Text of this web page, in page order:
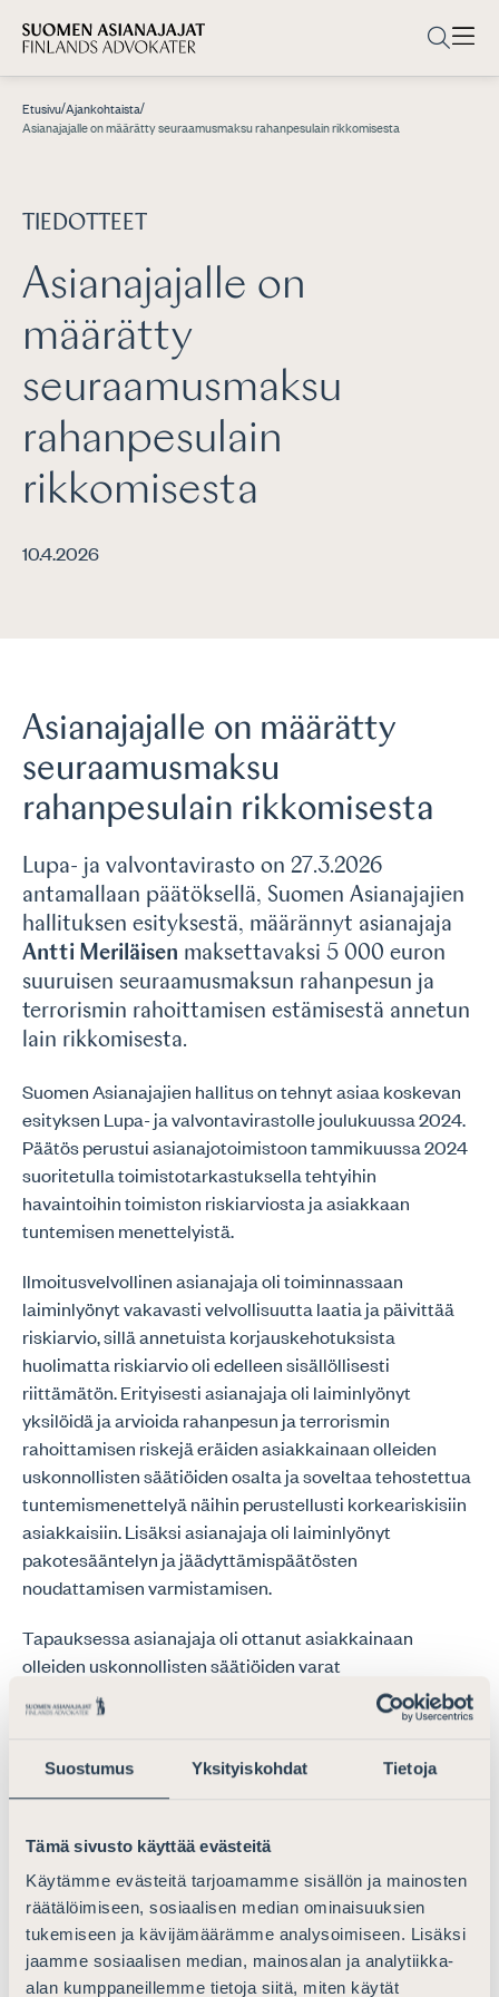
Suostumus Yksityiskohdat Tietoja
Tämä sivusto käyttää evästeitä
Käytämme evästeitä tarjoamamme sisällön ja mainosten
räätälöimiseen, sosiaalisen median ominaisuuksien
tukemiseen ja kävijämäärämme analysoimiseen. Lisäksi
jaamme sosiaalisen median, mainosalan ja analytiikka-
alan kumppaneillemme tietoja siitä, miten käytät
Etusivu/Ajankohtaista/
Asianajajalle on määrätty seuraamusmaksu rahanpesulain rikkomisesta
TIEDOTTEET
Asianajajalle on
määrätty
seuraamusmaksu
rahanpesulain
rikkomisesta
10.4.2026
Asianajajalle on määrätty
seuraamusmaksu
rahanpesulain rikkomisesta
Lupa- ja valvontavirasto on 27.3.2026
antamallaan päätöksellä, Suomen Asianajajien
hallituksen esityksestä, määrännyt asianajaja
Antti Meriläisen maksettavaksi 5 000 euron
suuruisen seuraamusmaksun rahanpesun ja
terrorismin rahoittamisen estämisestä annetun
lain rikkomisesta.
Suomen Asianajajien hallitus on tehnyt asiaa koskevan
esityksen Lupa- ja valvontavirastolle joulukuussa 2024.
Päätös perustui asianajotoimistoon tammikuussa 2024
suoritetulla toimistotarkastuksella tehtyihin
havaintoihin toimiston riskiarviosta ja asiakkaan
tuntemisen menettelyistä.
Ilmoitusvelvollinen asianajaja oli toiminnassaan
laiminlyönyt vakavasti velvollisuutta laatia ja päivittää
riskiarvio, sillä annetuista korjauskehotuksista
huolimatta riskiarvio oli edelleen sisällöllisesti
riittämätön. Erityisesti asianajaja oli laiminlyönyt
yksilöidä ja arvioida rahanpesun ja terrorismin
rahoittamisen riskejä eräiden asiakkainaan olleiden
uskonnollisten säätiöiden osalta ja soveltaa tehostettua
tuntemismenettelyä näihin perustellusti korkeariskisiin
asiakkaisiin. Lisäksi asianajaja oli laiminlyönyt
pakotesääntelyn ja jäädyttämispäätösten
noudattamisen varmistamisen.
Tapauksessa asianajaja oli ottanut asiakkainaan
olleiden uskonnollisten säätiöiden varat
asiakasvarojensa tilille tilanteessa, jossa pankki oli
päättänyt sulkea näiden tilit ja muut suomalaiset pankit
siirryttyä asiakasvarojen tilille asianajaja oli avustanut
asiakkaita laatimaan velkakirjat, joilla varat oli lainattu.
tarkemmin asiakasvarojen tilille vastaanottamiensa
varojen alkuperä ja tehdä ilmoitus epäilyttävästä
liiketoimesta rahanpesun selvittelykeskukselle.
Seuraamusmaksun määrän kokonaisarvioinnissa on